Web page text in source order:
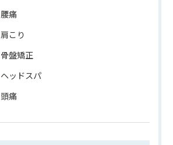
腰痛
肩こり
骨盤矯正
ヘッドスパ
頭痛